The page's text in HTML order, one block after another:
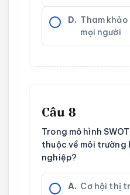
D. Tham
mọi người
Câu 8
Trong mô hình
thuộc về môi
nghiệp?
A. Cơ hội thị